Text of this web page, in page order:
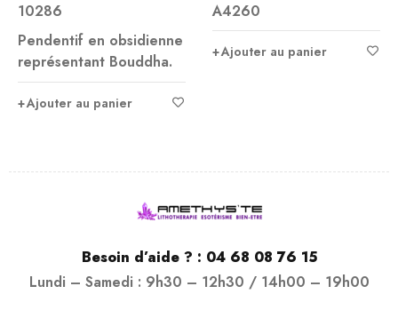
10286
Pendentif en obsidienne
représentant Bouddha.
Ajouter au panier
A4260
Ajouter au panier
Besoin d’aide ? : 04 68 08 76 15
Lundi – Samedi : 9h30 – 12h30 / 14h00 – 19h00